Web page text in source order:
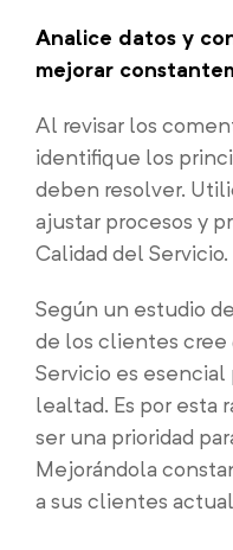
Analice datos y
mejorar
Al revisar los
identifique los
deben resolver.
ajustar procesos y
Calidad del Servicio.
Según un estudio
de los clientes cree
Servicio es esencial
lealtad. Es por esta
ser una prioridad
Mejorándola
a sus clientes